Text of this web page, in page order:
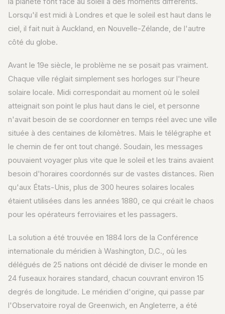
Lorsqu'il est midi à Londres et que le soleil est haut dans le
ciel, il fait nuit à Auckland, en Nouvelle-Zélande, de l'autre
côté du globe.
Avant le 19e siècle, le problème ne se posait pas vraiment.
Chaque ville réglait simplement ses horloges sur l'heure
solaire locale. Midi correspondait au moment où le soleil
atteignait son point le plus haut dans le ciel, et personne
n'avait besoin de se coordonner en temps réel avec une ville
située à des centaines de kilomètres. Mais le télégraphe et
le chemin de fer ont tout changé. Soudain, les messages
pouvaient voyager plus vite que le soleil et les trains avaient
besoin d'horaires coordonnés sur de vastes distances. Rien
qu'aux États-Unis, plus de 300 heures solaires locales
étaient utilisées dans les années 1880, ce qui créait le chaos
pour les opérateurs ferroviaires et les passagers.
La solution a été trouvée en 1884 lors de la Conférence
internationale du méridien à Washington, D.C., où les
délégués de 25 nations ont décidé de diviser le monde en
24 fuseaux horaires standard, chacun couvrant environ 15
degrés de longitude. Le méridien d'origine, qui passe par
l'Observatoire royal de Greenwich, en Angleterre, a été